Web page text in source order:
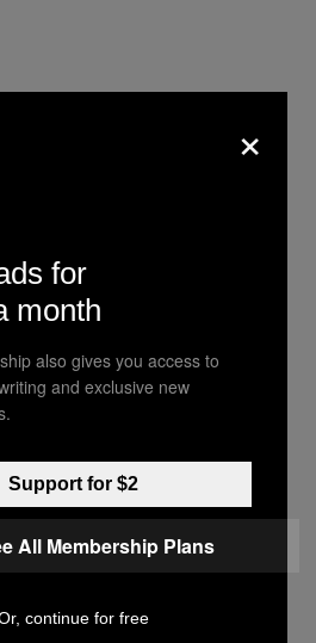
WENN
NICHT
SEID,
SCHNELL
EIN
×
for
month
also gives you access to
and exclusive new
Support for $2
All Membership Plans
continue for free